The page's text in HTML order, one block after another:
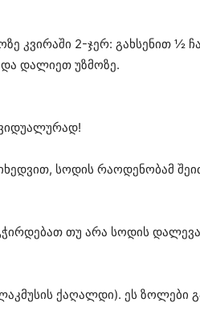
კვირაში 2-ჯერ: გახსენით ½
დალიეთ უზმოზე.
სოდის რაოდენობამ
თუ არა სოდის
ქაღალდი). ეს ზოლები